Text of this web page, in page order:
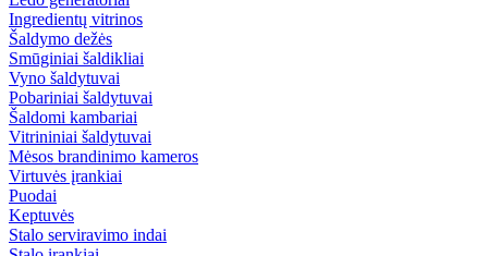
Ingredientų vitrinos
Šaldymo dežės
Smūginiai šaldikliai
Vyno šaldytuvai
Pobariniai šaldytuvai
Šaldomi kambariai
Vitrininiai šaldytuvai
Mėsos brandinimo kameros
Virtuvės įrankiai
Puodai
Keptuvės
Stalo serviravimo indai